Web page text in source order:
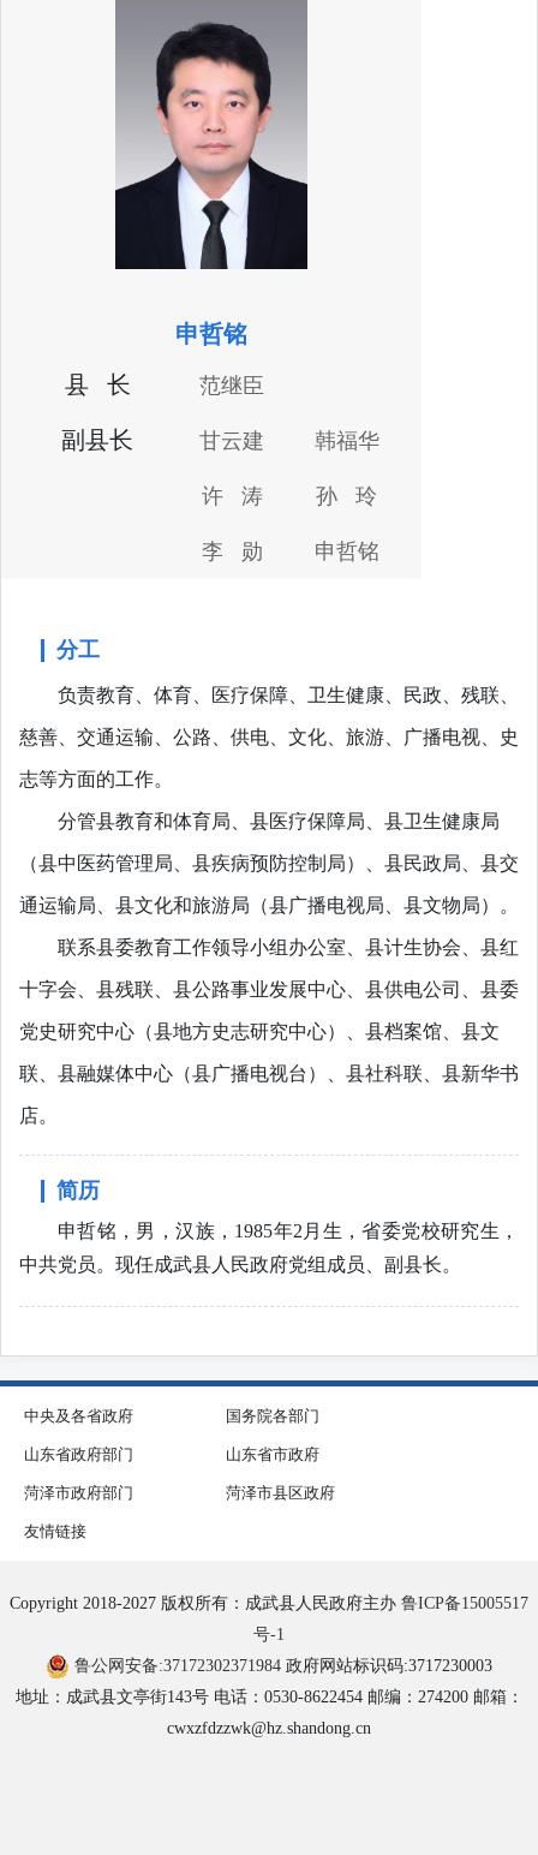
申哲铭
县 长
范继臣
副县长 甘云建 韩福华
许 涛 孙 玲
李 勋 申哲铭
分工
负责教育、体育、医疗保障、卫生健康、民政、残联、
慈善、交通运输、公路、供电、文化、旅游、广播电视、史
志等方面的工作。
分管县教育和体育局、县医疗保障局、县卫生健康局
（县中医药管理局、县疾病预防控制局）、县民政局、县交
通运输局、县文化和旅游局（县广播电视局、县文物局）。
联系县委教育工作领导小组办公室、县计生协会、县红
十字会、县残联、县公路事业发展中心、县供电公司、县委
党史研究中心（县地方史志研究中心）、县档案馆、县文
联、县融媒体中心（县广播电视台）、县社科联、县新华书
店。
简历
申哲铭，男，汉族，1985年2月生，省委党校研究生，
中共党员。现任成武县人民政府党组成员、副县长。
中央及各省政府 国务院各部门
山东省政府部门 山东省市政府
菏泽市政府部门 菏泽市县区政府
友情链接
Copyright 2018-2027 版权所有：成武县人民政府主办 鲁ICP备15005517
号-1
鲁公网安备:37172302371984 政府网站标识码:3717230003
地址：成武县文亭街143号 电话：0530-8622454 邮编：274200 邮箱：
cwxzfdzzwk@hz.shandong.cn